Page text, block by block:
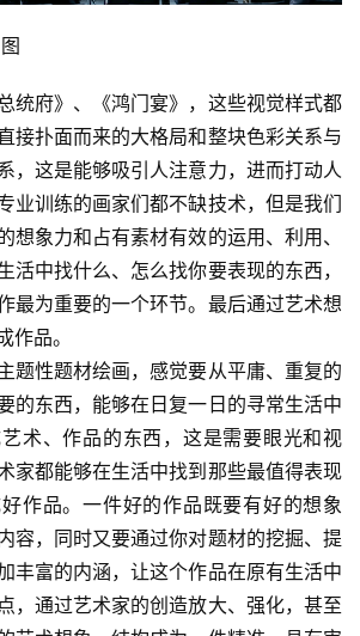
统府》、《鸿门宴》，这些视觉样式都
接扑面而来的大格局和整块色彩关系与
，这是能够吸引人注意力，进而打动人
业训练的画家们都不缺技术，但是我们
想象力和占有素材有效的运用、利用、
活中找什么、怎么找你要表现的东西，
最为重要的一个环节。最后通过艺术想
作品。
题性题材绘画，感觉要从平庸、重复的
的东西，能够在日复一日的寻常生活中
术、作品的东西，这是需要眼光和视
家都能够在生活中找到那些最值得表现
作品。一件好的作品既要有好的想象
容，同时又要通过你对题材的挖掘、提
丰富的内涵，让这个作品在原有生活中
，通过艺术家的创造放大、强化，甚至